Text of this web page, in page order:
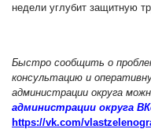
недели углубит защитную
Быстро сообщить о
консультацию и
администрации округа
администрации округа
https://vk.com/